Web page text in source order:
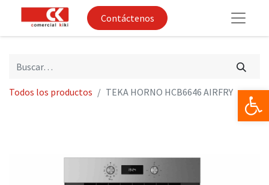
Contáctenos
Todos los productos TEKA HORNO HCB6646 AIRFRY